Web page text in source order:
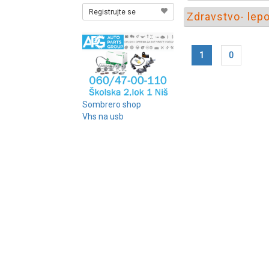
Registrujte se
Sombrero shop
Vhs na usb
Zdravstvo-
1 0